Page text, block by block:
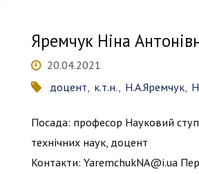
Михайлович"
Яремчук Ніна
20.04.2021
доцент, к.т.н., Н.А.Яремчук,
Посада: професор Науковий
технічних наук, доцент
Контакти: YaremchukNA@i.ua